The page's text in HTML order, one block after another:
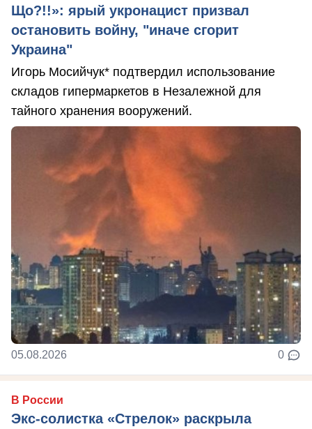
Що?!!»: ярый укронацист призвал
остановить войну, "иначе сгорит
Украина"
Игорь Мосийчук* подтвердил использование
складов гипермаркетов в Незалежной для
тайного хранения вооружений.
05.08.2026 0
В России
Экс-солистка «Стрелок» раскрыла